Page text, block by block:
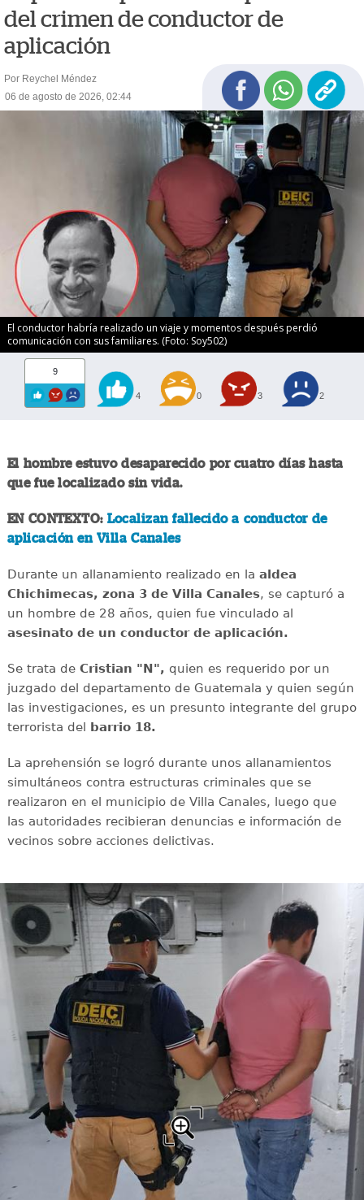
del crimen de conductor de
aplicación
Por Reychel Méndez
06 de agosto de 2026, 02:44
El conductor habría realizado un viaje y momentos después perdió
comunicación con sus familiares. (Foto: Soy502)
9
4 0 3 2
El hombre estuvo desaparecido por cuatro días hasta
que fue localizado sin vida.
EN CONTEXTO:Localizan fallecido a conductor de
aplicación en Villa Canales
Durante un allanamiento realizado en la aldea
Chichimecas, zona 3 de Villa Canales, se capturó a
un hombre de 28 años, quien fue vinculado al
asesinato de un conductor de aplicación.
Se trata de Cristian "N", quien es requerido por un
juzgado del departamento de Guatemala y quien según
las investigaciones, es un presunto integrante del grupo
terrorista del barrio 18.
La aprehensión se logró durante unos allanamientos
simultáneos contra estructuras criminales que se
realizaron en el municipio de Villa Canales, luego que
las autoridades recibieran denuncias e información de
vecinos sobre acciones delictivas.